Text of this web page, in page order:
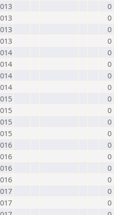
0
0
0
0
0
0
0
0
0
0
0
0
0
0
0
0
0
0